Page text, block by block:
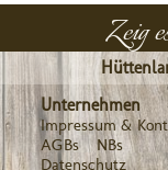
Zeig
Unternehmen
Impressum &
AGBs
NBs
Datenschutz